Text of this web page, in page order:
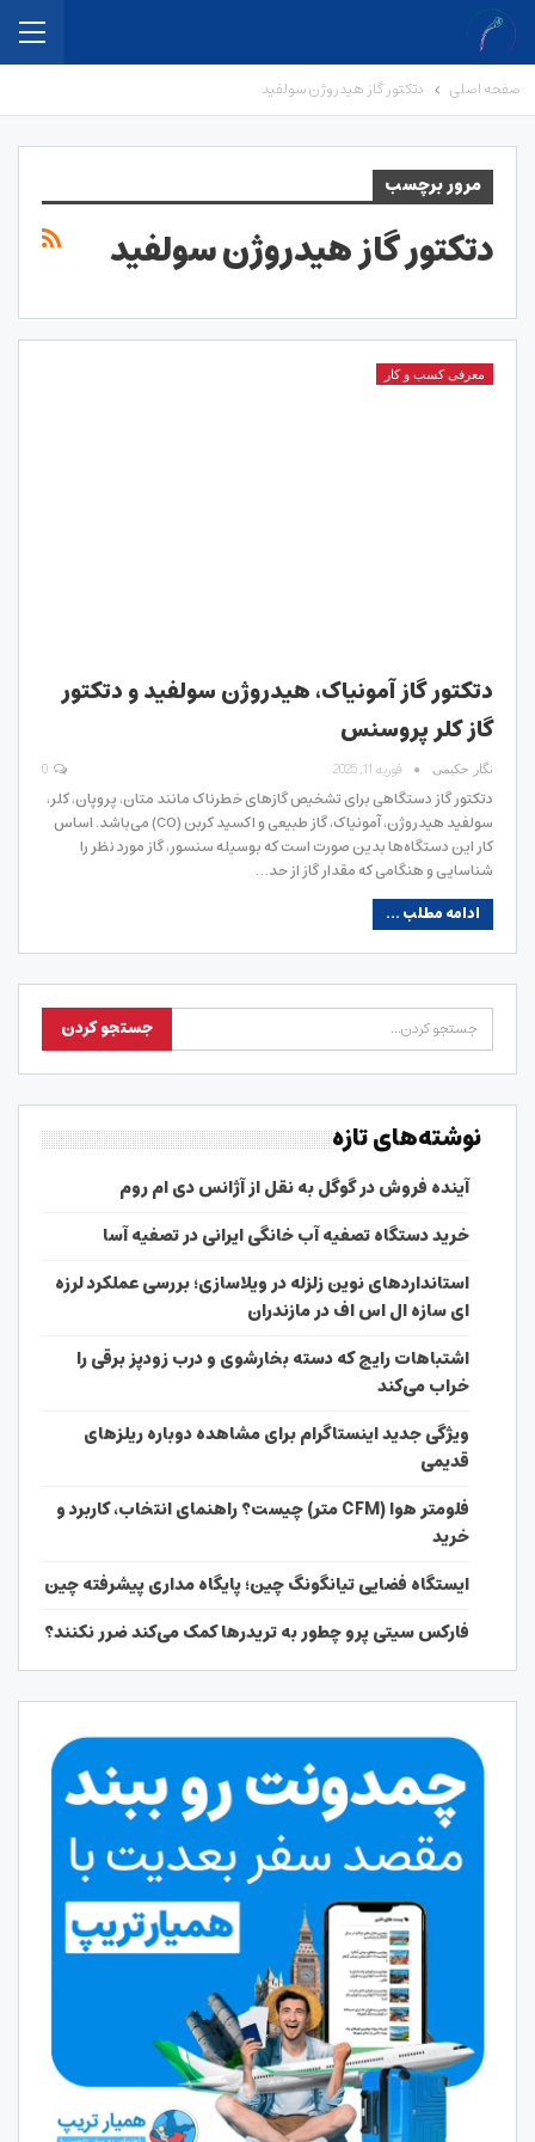
صفحه اصلی دتکتور گاز هیدروژن سولفید
مرور برچسب
دتکتور گاز هیدروژن سولفید
معرفی کسب و کار
دتکتور گاز آمونیاک، هیدروژن سولفید و دتکتور
گاز کلر پروسنس
نگار حکیمی فوریه 11, 2025
دتکتور گاز دستگاهی برای تشخیص گازهای خطرناک مانند متان، پروپان، کلر،
سولفید هیدروژن، آمونیاک، گاز طبیعی و اکسید کربن (CO) می‌باشد. اساس
کار این دستگاه‌ها بدین صورت است که بوسیله سنسور، گاز مورد نظر را
شناسایی و هنگامی که مقدار گاز از حد…
ادامه مطلب ...
نوشته‌های تازه
آینده فروش در گوگل به نقل از آژانس دی ام روم
خرید دستگاه تصفیه آب خانگی ایرانی در تصفیه آسا
استانداردهای نوین زلزله در ویلاسازی؛ بررسی عملکرد لرزه
ای سازه ال اس اف در مازندران
اشتباهات رایج که دسته بخارشوی و درب زودپز برقی را
خراب می‌کند
ویژگی جدید اینستاگرام برای مشاهده دوباره ریلزهای
قدیمی
فلومتر هوا (CFM متر) چیست؟ راهنمای انتخاب، کاربرد و
خرید
ایستگاه فضایی تیانگونگ چین؛ پایگاه مداری پیشرفته چین
فارکس سیتی پرو چطور به تریدرها کمک می‌کند ضرر نکنند؟